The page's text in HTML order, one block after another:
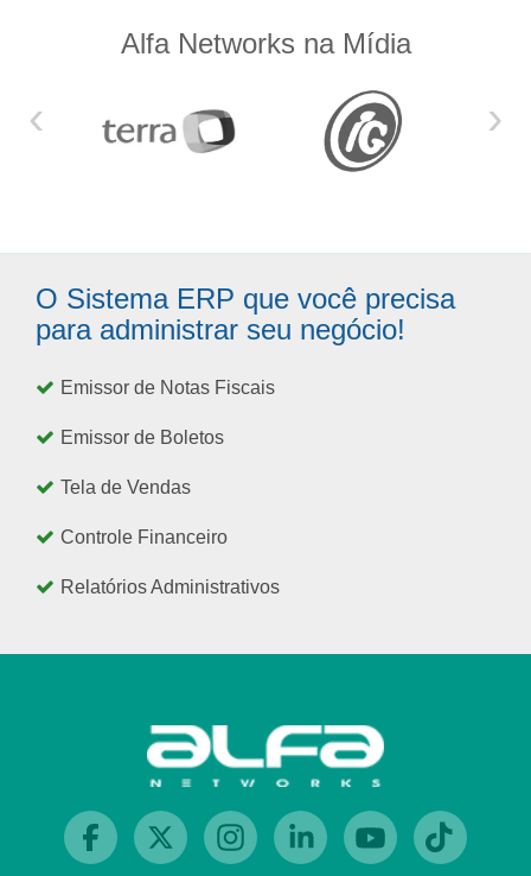
Alfa Networks na Mídia
‹ ›
O Sistema ERP que você precisa
para administrar seu negócio!
Emissor de Notas Fiscais
Emissor de Boletos
Tela de Vendas
Controle Financeiro
Relatórios Administrativos